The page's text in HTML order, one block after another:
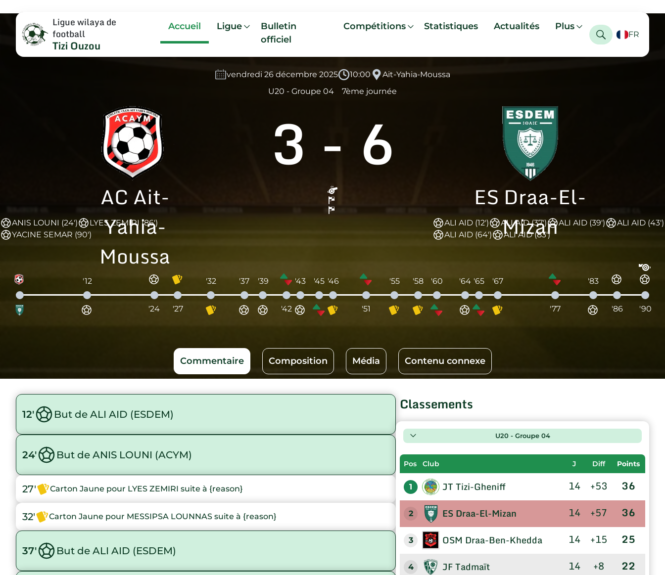
Ligue wilaya de
football
Tizi Ouzou
Accueil Ligue
Bulletin
officiel
Compétitions Statistiques Actualités Plus
FR
vendredi 26 décembre 2025 10:00
Ait-Yahia-Moussa
U20 - Groupe 04
7ème journée
AC Ait-
Yahia-
Moussa
3 - 6
ES Draa-El-
Mizan
ANIS LOUNI (24')
LYES ZEMIRI (86')
YACINE SEMAR (90')
ALI AID (12') ALI AID (37') ALI AID (39')
ALI AID (43')
ALI AID (64')
ALI AID (83')
'12
'24 '27
'32 '37 '39
'42
'43 '45 '46
'51
'55 '58 '60 '64 '65 '67
'77
'83
'86 '90
Commentaire Composition Média Contenu connexe
12' But de ALI AID (ESDEM)
24' But de ANIS LOUNI (ACYM)
27' Carton Jaune pour LYES ZEMIRI suite à {reason}
32' Carton Jaune pour MESSIPSA LOUNNAS suite à {reason}
37' But de ALI AID (ESDEM)
Classements
U20 - Groupe 04
Pos Club J Diff Points
1 JT Tizi-Gheniff 14 +53 36
2 ES Draa-El-Mizan 14 +57 36
3 OSM Draa-Ben-Khedda 14 +15 25
4 JF Tadmaït 14 +8 22